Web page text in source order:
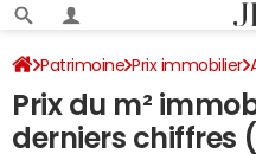
Patrimoine Prix immobilier
Prix du m²
derniers chiffres